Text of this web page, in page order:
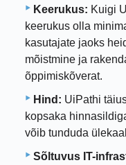
Keerukus: Kuigi
keerukus olla
kasutajate jaoks
mõistmine ja
õppimiskõverat.
Hind: UiPathi
kopsaka
võib tunduda
Sõltuvus IT-